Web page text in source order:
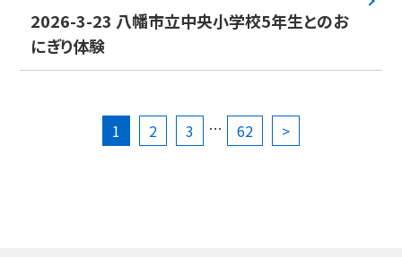
2026-3-23 八幡市立中央小学校5年生とのお
にぎり体験
1 2 3 … 62 >